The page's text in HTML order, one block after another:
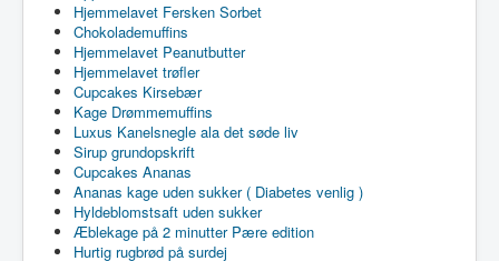
Hjemmelavet Fersken Sorbet
Chokolademuffins
Hjemmelavet Peanutbutter
Hjemmelavet trøfler
Cupcakes Kirsebær
Kage Drømmemuffins
Luxus Kanelsnegle ala det søde liv
Sirup grundopskrift
Cupcakes Ananas
Ananas kage uden sukker ( Diabetes venlig )
Hyldeblomstsaft uden sukker
Æblekage på 2 minutter Pære edition
Hurtig rugbrød på surdej